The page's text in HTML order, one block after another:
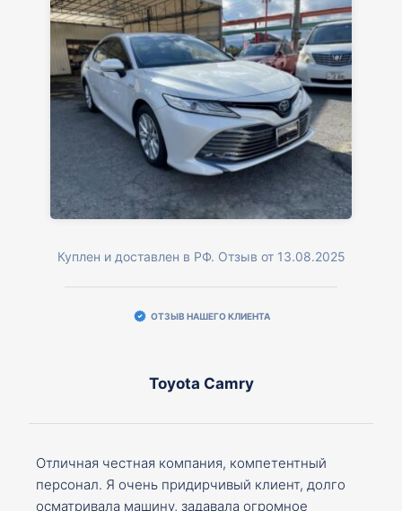
Куплен и доставлен в РФ. Отзыв от 13.08.2025
ОТЗЫВ НАШЕГО КЛИЕНТА
Toyota Camry
Отличная честная компания, компетентный
персонал. Я очень придирчивый клиент, долго
осматривала машину, задавала огромное